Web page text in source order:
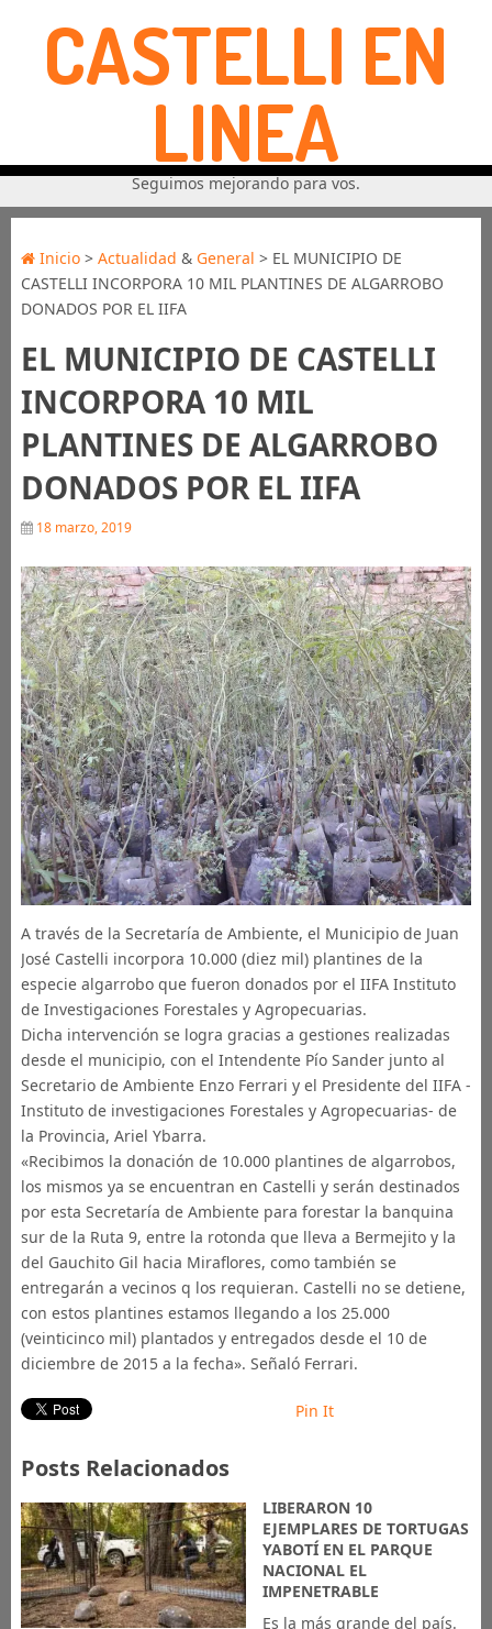
CASTELLI EN
LINEA
Seguimos mejorando para vos.
Inicio> Actualidad & General > EL MUNICIPIO DE
CASTELLI INCORPORA 10 MIL PLANTINES DE ALGARROBO
DONADOS POR EL IIFA
EL MUNICIPIO DE CASTELLI
INCORPORA 10 MIL
PLANTINES DE ALGARROBO
DONADOS POR EL IIFA
18 marzo, 2019
A través de la Secretaría de Ambiente, el Municipio de Juan
José Castelli incorpora 10.000 (diez mil) plantines de la
especie algarrobo que fueron donados por el IIFA Instituto
de Investigaciones Forestales y Agropecuarias.
Dicha intervención se logra gracias a gestiones realizadas
desde el municipio, con el Intendente Pío Sander junto al
Secretario de Ambiente Enzo Ferrari y el Presidente del IIFA -
Instituto de investigaciones Forestales y Agropecuarias- de
la Provincia, Ariel Ybarra.
«Recibimos la donación de 10.000 plantines de algarrobos,
los mismos ya se encuentran en Castelli y serán destinados
por esta Secretaría de Ambiente para forestar la banquina
sur de la Ruta 9, entre la rotonda que lleva a Bermejito y la
del Gauchito Gil hacia Miraflores, como también se
entregarán a vecinos q los requieran. Castelli no se detiene,
con estos plantines estamos llegando a los 25.000
(veinticinco mil) plantados y entregados desde el 10 de
diciembre de 2015 a la fecha». Señaló Ferrari.
Pin It
Posts Relacionados
LIBERARON 10
EJEMPLARES DE TORTUGAS
YABOTÍ EN EL PARQUE
NACIONAL EL
IMPENETRABLE
Es la más grande del país.